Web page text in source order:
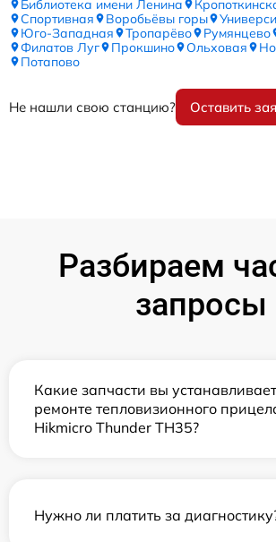
Библиотека имени Ленина
Спортивная
Воробьёвы горы
Юго-Западная
Тропарёво Румянцево
Филатов Луг
Прокшино Ольховая
Потапово
Не нашли свою станцию? Оставить
Разбираем
запросы
Какие запчасти вы
ремонте тепловизионного
Hikmicro Thunder TH35?
Нужно ли платить за